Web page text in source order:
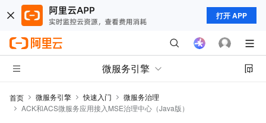
打开 APP
微服务引擎
首页 微服务引擎 快速入门
微服务治理
ACK和ACS微服务应用接入MSE治理中心（Java版）